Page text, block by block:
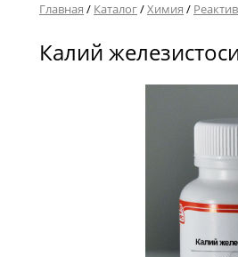
Главная / Каталог/Химия /
Калий